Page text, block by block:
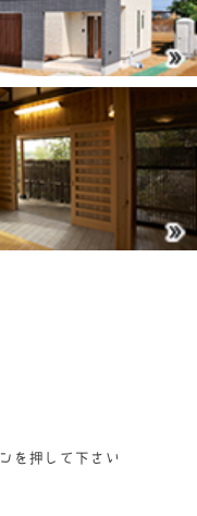
を押して下さい